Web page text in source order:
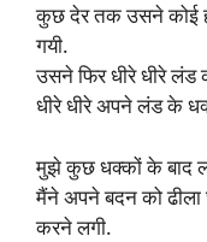
कुछ देर तक उसने कोई
गयी.
उसने फिर धीरे धीरे लंड
धीरे धीरे अपने लंड के
मुझे कुछ धक्कों के बाद
मैंने अपने बदन को
करने लगी.